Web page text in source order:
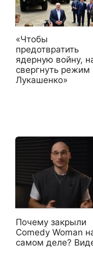
«Чтобы
предотвратить
ядерную войну,
свергнуть режим
Лукашенко»
Почему закрыли
Comedy Woman
самом деле?